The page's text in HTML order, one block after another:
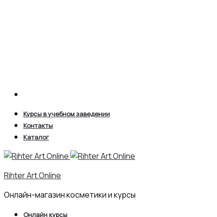
Курсы в учебном заведении
Контакты
Каталог
Rihter Art Online
Онлайн-магазин косметики и курсы
Онлайн курсы